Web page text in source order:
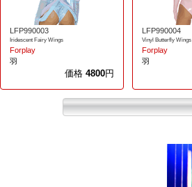
LFP990003
Iridescent Fairy Wings
Forplay
羽
価格 4800円
LFP990004
Vinyl Butterfly Wings
Forplay
羽